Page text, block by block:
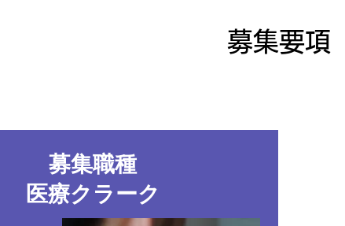
募集要項
​募集職種
医療クラーク